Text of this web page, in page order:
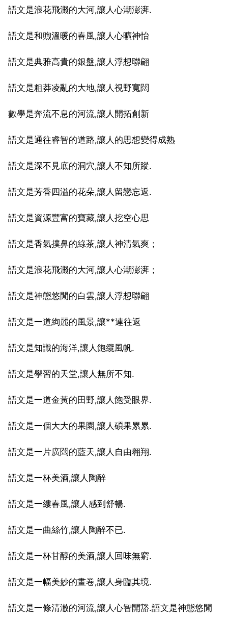
語文是浪花飛濺的大河,讓人心潮澎湃.
語文是和煦溫暖的春風,讓人心曠神怡
語文是典雅高貴的銀盤,讓人浮想聯翩
語文是粗莽凌亂的大地,讓人視野寬闊
數學是奔流不息的河流,讓人開拓創新
語文是通往睿智的道路,讓人的思想變得成熟
語文是深不見底的洞穴,讓人不知所蹤.
語文是芳香四溢的花朵,讓人留戀忘返.
語文是資源豐富的寶藏,讓人挖空心思
語文是香氣撲鼻的綠茶,讓人神清氣爽；
語文是浪花飛濺的大河,讓人心潮澎湃；
語文是神態悠閒的白雲,讓人浮想聯翩
語文是一道絢麗的風景,讓**連往返
語文是知識的海洋,讓人飽纜風帆.
語文是學習的天堂,讓人無所不知.
語文是一道金黃的田野,讓人飽受眼界.
語文是一個大大的果園,讓人碩果累累.
語文是一片廣闊的藍天,讓人自由翱翔.
語文是一杯美酒,讓人陶醉
語文是一縷春風,讓人感到舒暢.
語文是一曲絲竹,讓人陶醉不已.
語文是一杯甘醇的美酒,讓人回味無窮.
語文是一幅美妙的畫卷,讓人身臨其境.
語文是一條清澈的河流,讓人心智開豁.語文是神態悠閒